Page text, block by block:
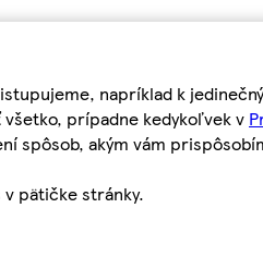
napríklad k
prípadne kedykoľvek v
spôsob, akým vám
v pätičke stránky.